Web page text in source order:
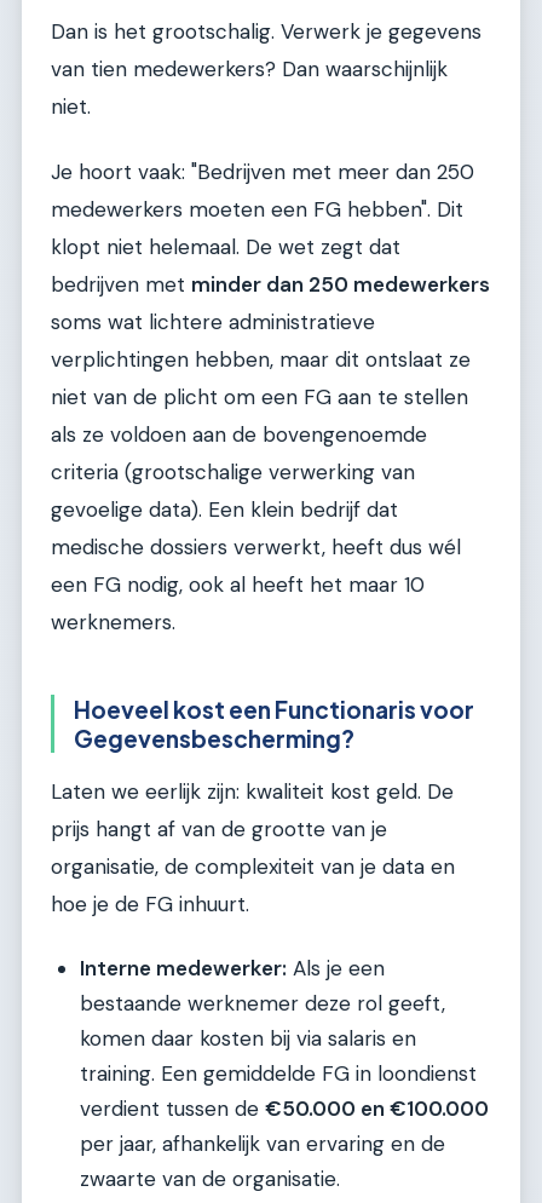
Dan is het grootschalig. Verwerk je gegevens
van tien medewerkers? Dan waarschijnlijk
niet.
Je hoort vaak: "Bedrijven met meer dan 250
medewerkers moeten een FG hebben". Dit
klopt niet helemaal. De wet zegt dat
bedrijven met minder dan 250 medewerkers
soms wat lichtere administratieve
verplichtingen hebben, maar dit ontslaat ze
niet van de plicht om een FG aan te stellen
als ze voldoen aan de bovengenoemde
criteria (grootschalige verwerking van
gevoelige data). Een klein bedrijf dat
medische dossiers verwerkt, heeft dus wél
een FG nodig, ook al heeft het maar 10
werknemers.
Hoeveel kost een Functionaris voor
Gegevensbescherming?
Laten we eerlijk zijn: kwaliteit kost geld. De
prijs hangt af van de grootte van je
organisatie, de complexiteit van je data en
hoe je de FG inhuurt.
Interne medewerker: Als je een
bestaande werknemer deze rol geeft,
komen daar kosten bij via salaris en
training. Een gemiddelde FG in loondienst
verdient tussen de €50.000 en €100.000
per jaar, afhankelijk van ervaring en de
zwaarte van de organisatie.